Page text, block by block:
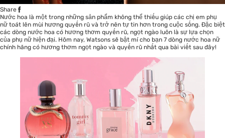
Share
Nước hoa là một trong những sản phẩm không thể thiếu giúp các chị em phụ
nữ toát lên mùi hương quyến rũ và trở nên tự tin hơn trong cuộc sống. Đặc biệt
các dòng nước hoa có hương thơm quyến rũ, ngọt ngào luôn là sự lựa chọn
của phụ nữ hiện đại. Hôm nay, Watsons sẽ bật mí cho bạn 7 dòng nước hoa nữ
chính hãng có hương thơm ngọt ngào và quyến rũ nhất qua bài viết sau đây!